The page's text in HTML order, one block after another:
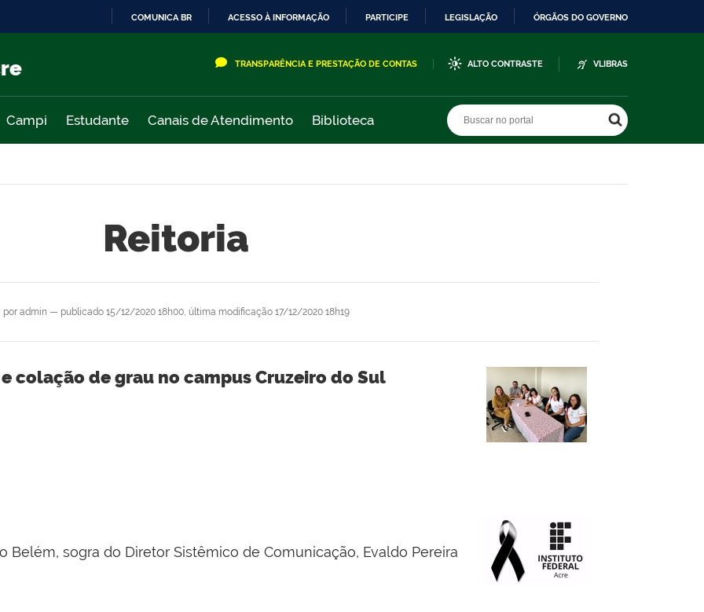
COMUNICA BR ACESSO À INFORMAÇÃO PARTICIPE LEGISLAÇÃO ÓRGÃOS DO GOVERNO
TRANSPARÊNCIA E PRESTAÇÃO DE CONTAS ALTO CONTRASTE VLIBRAS
Campi Estudante Canais de Atendimento Biblioteca
Reitoria
por admin— publicado15/12/2020 18h00, última modificação17/12/2020 18h19
colação de grau no campus Cruzeiro do Sul
Belém, sogra do Diretor Sistêmico de Comunicação, Evaldo Pereira